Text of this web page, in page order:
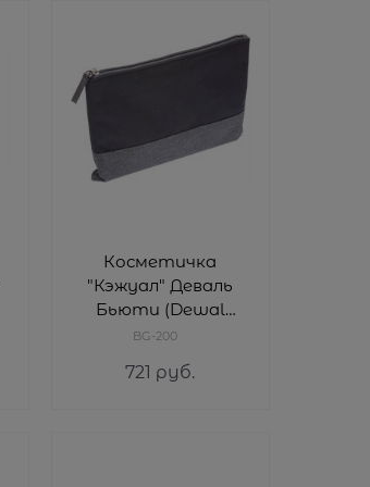
Косметичка
"Кэжуал" Деваль
Бьюти (Dewal
Beauty) BG-200
BG-200
721 руб.